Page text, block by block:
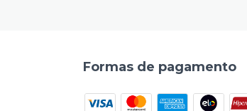
Formas de pagamento